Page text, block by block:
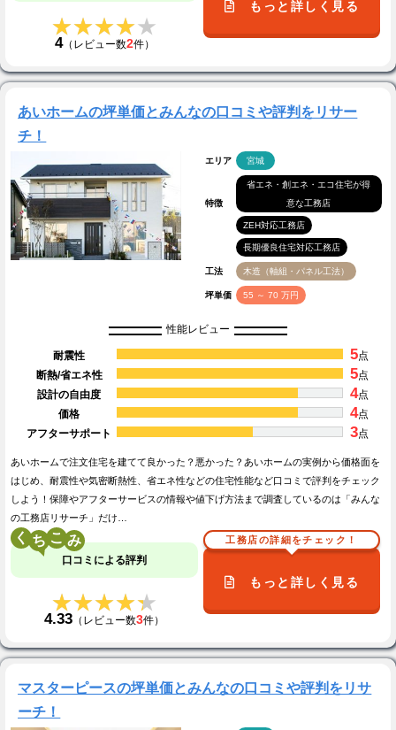
★★★★★
★★★★★
4（レビュー数2件）
もっと詳しく見る
あいホームの坪単価とみんなの口コミや評判をリサー
チ！
エリア 宮城
特徴
省エネ・創エネ・エコ住宅が得
意な工務店
ZEH対応工務店
長期優良住宅対応工務店
工法 木造（軸組・パネル工法）
坪単価 55 ～ 70 万円
性能レビュー
耐震性 5点
断熱/省エネ性
5点
設計の自由度
4点
価格
4点
アフターサポート
3点
あいホームで注文住宅を建てて良かった？悪かった？あいホームの実例から価格面を
はじめ、耐震性や気密断熱性、省エネ性などの住宅性能など口コミで評判をチェック
しよう！保障やアフターサービスの情報や値下げ方法まで調査しているのは「みんな
の工務店リサーチ」だけ…
く こ
口コミによる評判
★★★★★
★★★★★
4.33 （レビュー数3件）
工務店の詳細をチェック！
もっと詳しく見る
マスターピースの坪単価とみんなの口コミや評判をリサ
ーチ！